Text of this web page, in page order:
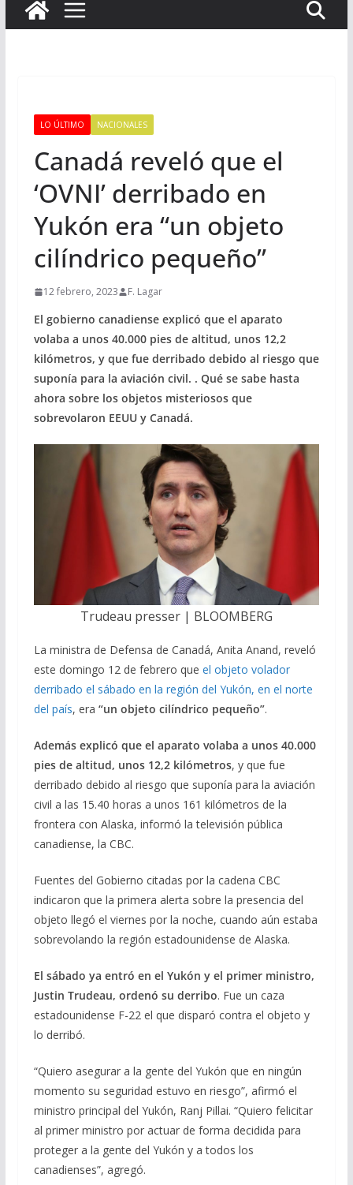
LO ÚLTIMO NACIONALES
Canadá reveló que el
‘OVNI’ derribado en
Yukón era “un objeto
cilíndrico pequeño”
12 febrero, 2023 F. Lagar
El gobierno canadiense explicó que el aparato
volaba a unos 40.000 pies de altitud, unos 12,2
kilómetros, y que fue derribado debido al riesgo que
suponía para la aviación civil. . Qué se sabe hasta
ahora sobre los objetos misteriosos que
sobrevolaron EEUU y Canadá.
Trudeau presser | BLOOMBERG
La ministra de Defensa de Canadá, Anita Anand, reveló
este domingo 12 de febrero que el objeto volador
derribado el sábado en la región del Yukón, en el norte
del país, era “un objeto cilíndrico pequeño”.
Además explicó que el aparato volaba a unos 40.000
pies de altitud, unos 12,2 kilómetros, y que fue
derribado debido al riesgo que suponía para la aviación
civil a las 15.40 horas a unos 161 kilómetros de la
frontera con Alaska, informó la televisión pública
canadiense, la CBC.
Fuentes del Gobierno citadas por la cadena CBC
indicaron que la primera alerta sobre la presencia del
objeto llegó el viernes por la noche, cuando aún estaba
sobrevolando la región estadounidense de Alaska.
El sábado ya entró en el Yukón y el primer ministro,
Justin Trudeau, ordenó su derribo. Fue un caza
estadounidense F-22 el que disparó contra el objeto y
lo derribó.
“Quiero asegurar a la gente del Yukón que en ningún
momento su seguridad estuvo en riesgo”, afirmó el
ministro principal del Yukón, Ranj Pillai. “Quiero felicitar
al primer ministro por actuar de forma decidida para
proteger a la gente del Yukón y a todos los
canadienses”, agregó.